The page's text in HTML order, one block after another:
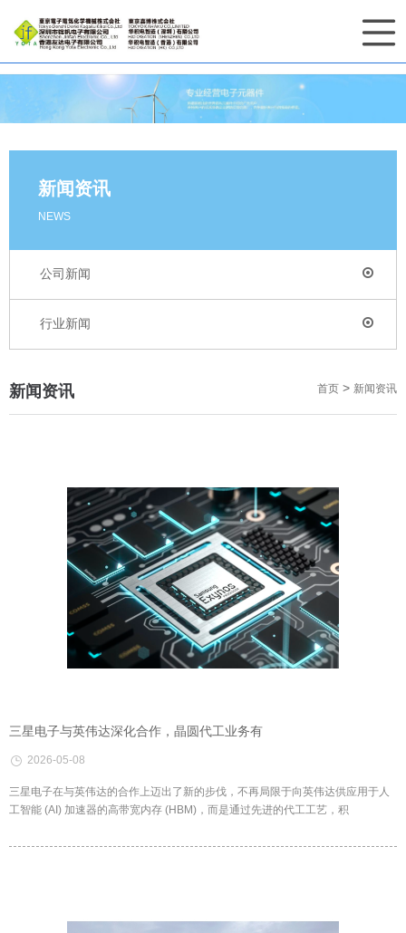
新闻资讯
NEWS
公司新闻
行业新闻
新闻资讯 首页 > 新闻资讯
三星电子与英伟达深化合作，晶圆代工业务有
2026-05-08
三星电子在与英伟达的合作上迈出了新的步伐，不再局限于向英伟达供应用于人
工智能 (AI) 加速器的高带宽内存 (HBM)，而是通过先进的代工工艺，积